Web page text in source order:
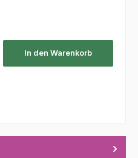
In den Warenkorb